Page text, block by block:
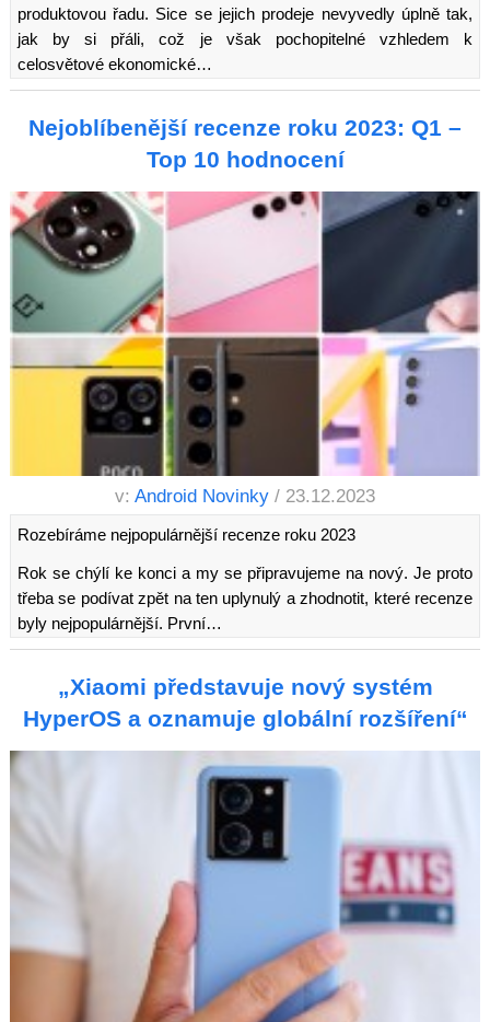
produktovou řadu. Sice se jejich prodeje nevyvedly úplně tak,
jak by si přáli, což je však pochopitelné vzhledem k
celosvětové ekonomické…
Nejoblíbenější recenze roku 2023: Q1 –
Top 10 hodnocení
v: Android Novinky / 23.12.2023
Rozebíráme nejpopulárnější recenze roku 2023
Rok se chýlí ke konci a my se připravujeme na nový. Je proto
třeba se podívat zpět na ten uplynulý a zhodnotit, které recenze
byly nejpopulárnější. První…
„Xiaomi představuje nový systém
HyperOS a oznamuje globální rozšíření“